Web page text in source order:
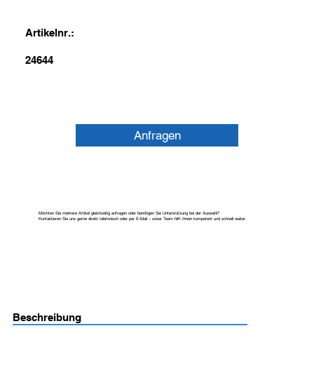
Artikelnr.:
24644
Anfragen
Möchten Sie mehrere Artikel gleichzeitig anfragen oder benötigen Sie Unterstützung bei der Auswahl?
Kontaktieren Sie uns gerne direkt telefonisch oder per E-Mail – unser Team hilft Ihnen kompetent und schnell weiter.
Beschreibung